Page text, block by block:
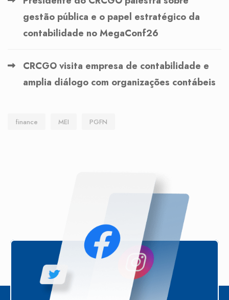
gestão pública e o papel estratégico da
contabilidade no MegaConf26
CRCGO visita empresa de contabilidade e
amplia diálogo com organizações contábeis
finance MEI PGFN